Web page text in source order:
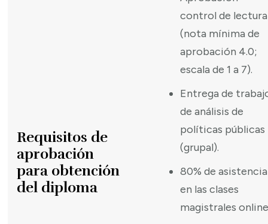
Requisitos de
aprobación
para obtención
del diploma
control de lectura
(nota mínima de
aprobación 4.0;
escala de 1 a 7).
Entrega de
de análisis de
políticas públicas
(grupal).
80% de asistencia
en las clases
magistrales